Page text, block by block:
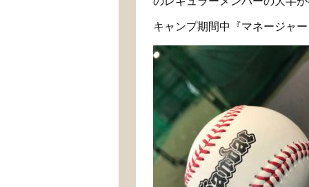
キャンプ期間中『マネージャ